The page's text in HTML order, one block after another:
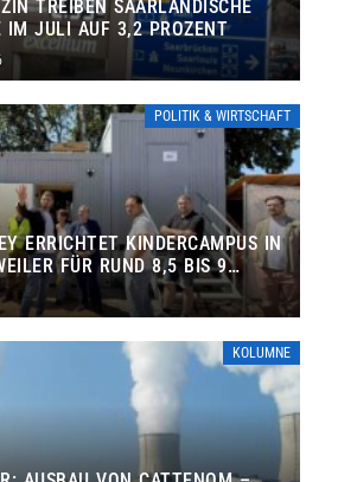
TREIBEN SAARLÄNDISCHE
IM JULI AUF 3,2 PROZENT
POLITIK & WIRTSCHAFT
ERRICHTET KINDERCAMPUS IN
FÜR RUND 8,5 BIS 9
KOLUMNE